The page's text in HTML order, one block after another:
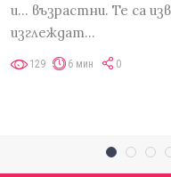
и... възрастни. Те са
изглеждат…
129 6 мин 0